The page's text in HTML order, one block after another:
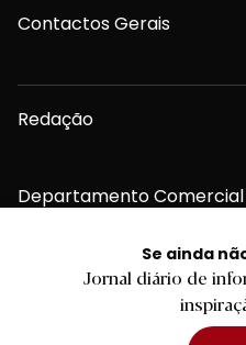
Se ainda
Jornal diário de
Contactos Gerais
Redação
Departamento Comercial
Publicidade